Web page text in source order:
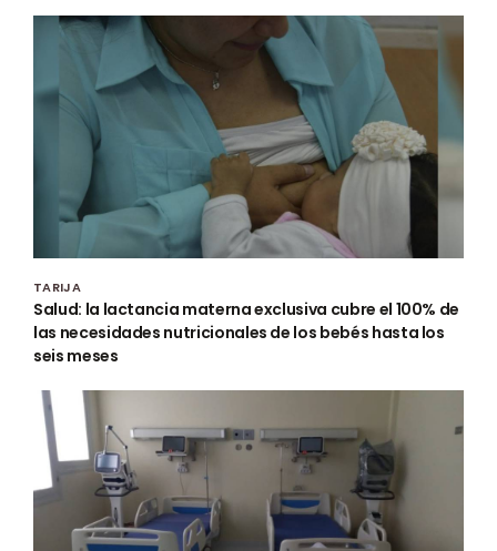
TARIJA
Salud: la lactancia materna exclusiva cubre el 100% de
las necesidades nutricionales de los bebés hasta los
seis meses